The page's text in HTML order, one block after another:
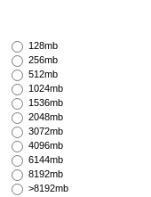
128mb
256mb
512mb
1024mb
1536mb
2048mb
3072mb
4096mb
6144mb
8192mb
>8192mb